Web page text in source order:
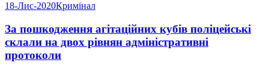
18-Лис-2020Кримінал
За пошкодження агітаційних кубів поліцейські
склали на двох рівнян адміністративні
протоколи